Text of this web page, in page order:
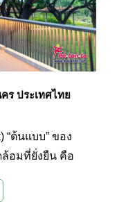
ร ประเทศไทย
“ต้นแบบ” ของ
ล้อมที่ยั่งยืน คือ
ที่กำลังได้รับ